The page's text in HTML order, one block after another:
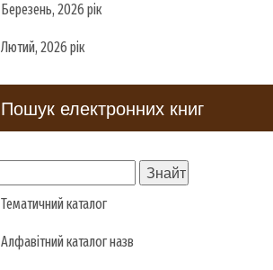
Березень, 2026 рік
Лютий, 2026 рік
Пошук електронних книг
Тематичний каталог
Алфавітний каталог назв